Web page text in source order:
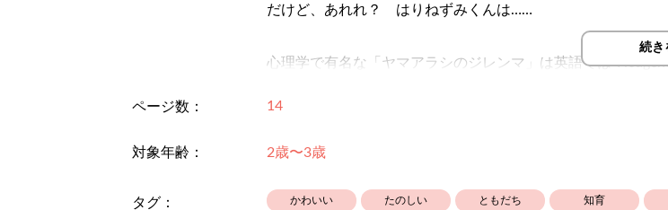
だけど、あれれ？ はりねずみくんは……
心理学で有名な「ヤマアラシのジレンマ」は英語では
続き
ページ数： 14
対象年齢： 2歳〜3歳
タグ： かわいい たのしい ともだち 知育